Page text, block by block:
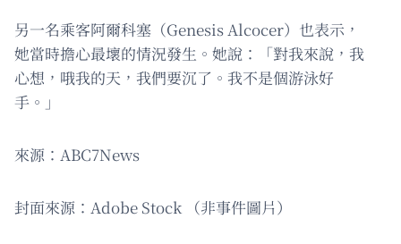
另一名乘客阿爾科塞（Genesis Alcocer）也表示，
她當時擔心最壞的情況發生。她說：「對我來說，我
心想，哦我的天，我們要沉了。我不是個游泳好
手。」
來源：ABC7News
封面來源：Adobe Stock （非事件圖片）